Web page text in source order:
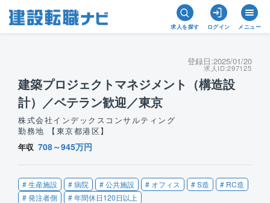
求人を探す ログイン メニュー
登録日:2025/01/20
求人ID:297125
建築プロジェクトマネジメント（構造設
計）／ベテラン歓迎／東京
株式会社インデックスコンサルティング
勤務地 【東京都港区】
年収 708～945万円
# 生産施設 # 病院 # 公共施設 # オフィス # S造
# RC造
# 発注者側
# 年間休日120日以上